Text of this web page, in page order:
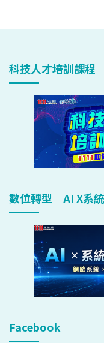
科技人才培訓課程
數位轉型｜AI X系
Facebook